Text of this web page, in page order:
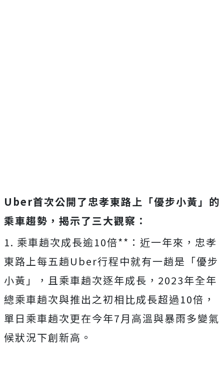
Uber首次公開了忠孝東路上「優步小黃」的
乘車趨勢，揭示了三大觀察：
1. 乘車趟次成長逾10倍**：近一年來，忠孝
東路上每五趟Uber行程中就有一趟是「優步
小黃」，且乘車趟次逐年成長，2023年全年
總乘車趟次與推出之初相比成長超過10倍，
單日乘車趟次更在今年7月高溫與暴雨多變氣
候狀況下創新高。